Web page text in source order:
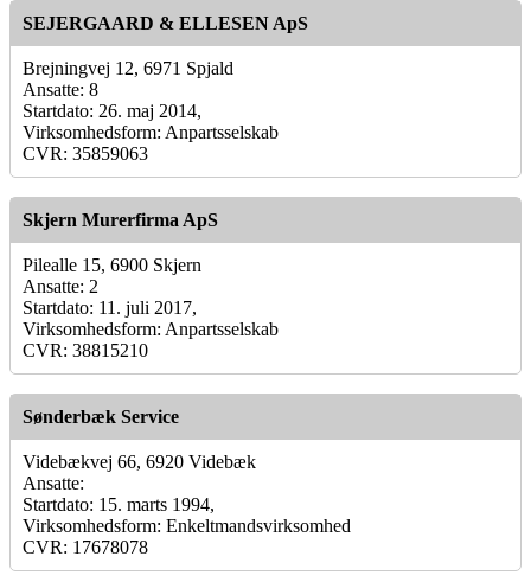
SEJERGAARD & ELLESEN ApS
Brejningvej 12, 6971 Spjald
Ansatte: 8
Startdato: 26. maj 2014,
Virksomhedsform: Anpartsselskab
CVR: 35859063
Skjern Murerfirma ApS
Pilealle 15, 6900 Skjern
Ansatte: 2
Startdato: 11. juli 2017,
Virksomhedsform: Anpartsselskab
CVR: 38815210
Sønderbæk Service
Videbækvej 66, 6920 Videbæk
Ansatte:
Startdato: 15. marts 1994,
Virksomhedsform: Enkeltmandsvirksomhed
CVR: 17678078